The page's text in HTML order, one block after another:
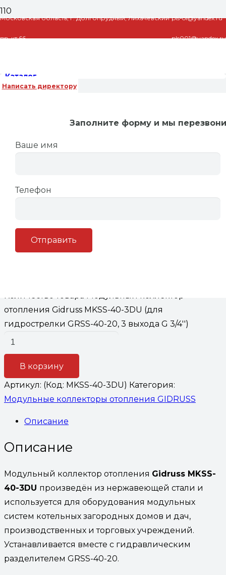
Московская область, г. Долгопрудный, Лихачевский
пр-кт 66
pls-ol@yandex.ru
pls001@yandex.ru
Каталог
Написать директору
Заполните форму и мы
Ваше имя
Телефон
GIDRUSS/ Модульный коллектор отопления
3DU (для гидрострелки GRSS-
40-20, 3 выхода G 3/4»)
Количество товара Модульный коллектор
отопления Gidruss MKSS-40-3DU (для
гидрострелки GRSS-40-20, 3 выхода G 3/4'')
В корзину
Артикул: (Код: MKSS-40-3DU) Категория:
Модульные коллекторы отопления GIDRUSS
Описание
Описание
Модульный коллектор отопления Gidruss MKSS-
40-3DU произведён из нержавеющей стали и
используется для оборудования модульных
систем котельных загородных домов и дач,
производственных и торговых учреждений.
Устанавливается вместе с гидравлическим
разделителем GRSS-40-20.